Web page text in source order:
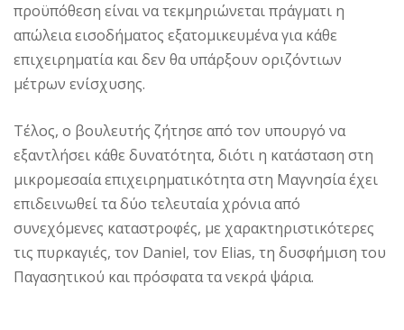
προϋπόθεση είναι να τεκμηριώνεται πράγματι η
απώλεια εισοδήματος εξατομικευμένα για κάθε
επιχειρηματία και δεν θα υπάρξουν οριζόντιων
μέτρων ενίσχυσης.
Τέλος, ο βουλευτής ζήτησε από τον υπουργό να
εξαντλήσει κάθε δυνατότητα, διότι η κατάσταση στη
μικρομεσαία επιχειρηματικότητα στη Μαγνησία έχει
επιδεινωθεί τα δύο τελευταία χρόνια από
συνεχόμενες καταστροφές, με χαρακτηριστικότερες
τις πυρκαγιές, τον Daniel, τον Elias, τη δυσφήμιση του
Παγασητικού και πρόσφατα τα νεκρά ψάρια.